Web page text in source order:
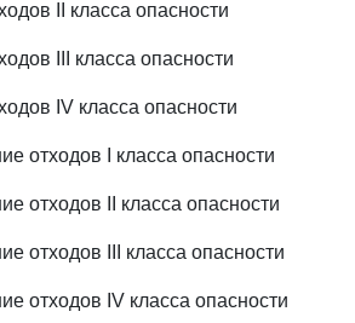
II класса опасности
III класса опасности
IV класса опасности
отходов I класса опасности
отходов II класса опасности
отходов III класса опасности
отходов IV класса опасности